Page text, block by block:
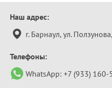
Контактная
информация
Наш адрес:
г. Барнаул, ул.
Телефоны:
WhatsApp: +7 (933) 160-